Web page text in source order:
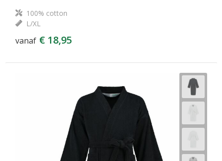
100% cotton
L/XL
vanaf € 18,95